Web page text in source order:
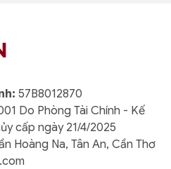
57B8012870
Do Phòng Tài Chính - Kế
cấp ngày 21/4/2025
Hoàng Na, Tân An, Cần Thơ